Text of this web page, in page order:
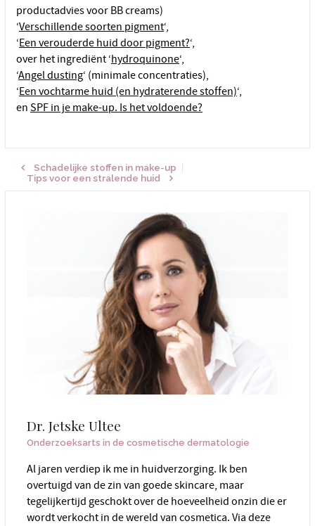
productadvies voor BB creams)
‘Verschillende soorten pigment‘,
‘Een verouderde huid door pigment?‘,
over het ingrediënt ‘hydroquinone‘,
‘Angel dusting‘ (minimale concentraties),
‘Een vochtarme huid (en hydraterende stoffen)‘,
en SPF in je make-up. Is het voldoende?
Schadelijke stoffen in make-up
Tips voor een stralende huid
Dr. Jetske Ultee
Onderzoeksarts in de cosmetische dermatologie
Al jaren verdiep ik me in huidverzorging. Ik ben
overtuigd van de zin van goede skincare, maar
tegelijkertijd geschokt over de hoeveelheid onzin die er
wordt verkocht in de wereld van cosmetica. Via deze